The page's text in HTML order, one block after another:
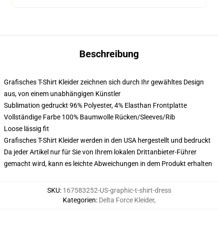
Beschreibung
Grafisches T-Shirt Kleider zeichnen sich durch Ihr gewähltes Design
aus, von einem unabhängigen Künstler
Sublimation gedruckt 96% Polyester, 4% Elasthan Frontplatte
Vollständige Farbe 100% Baumwolle Rücken/Sleeves/Rib
Loose lässig fit
Grafisches T-Shirt Kleider werden in den USA hergestellt und bedruckt
Da jeder Artikel nur für Sie von Ihrem lokalen Drittanbieter-Führer
gemacht wird, kann es leichte Abweichungen in dem Produkt erhalten
SKU: 167583252-US-graphic-t-shirt-dress
Kategorien: Delta Force Kleider,